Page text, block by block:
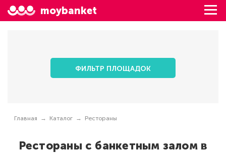
moybanket
ФИЛЬТР ПЛОЩАДОК
Главная Каталог Рестораны
Рестораны с банкетным залом в